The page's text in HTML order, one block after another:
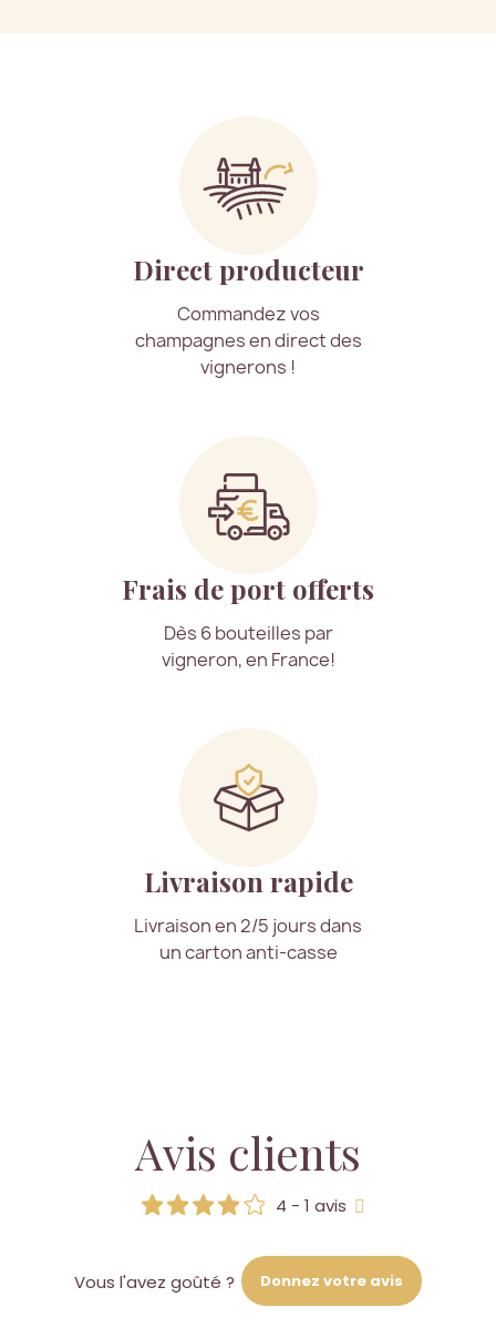
Direct producteur
Commandez vos
champagnes en direct des
vignerons !
Frais de port offerts
Dès 6 bouteilles par
vigneron, en France!
Livraison rapide
Livraison en 2/5 jours dans
un carton anti-casse
Avis clients
4 - 1 avis
Vous l'avez goûté ? Donnez votre avis